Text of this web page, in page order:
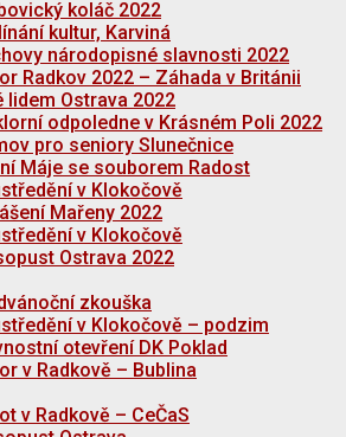
koláč 2022
kultur, Karviná
národopisné slavnosti 2022
Radkov 2022 – Záhada v Británii
lidem Ostrava 2022
odpoledne v Krásném Poli 2022
pro seniory Slunečnice
Máje se souborem Radost
v Klokočově
Mařeny 2022
v Klokočově
Ostrava 2022
zkouška
v Klokočově – podzim
otevření DK Poklad
v Radkově – Bublina
v Radkově – CeČaS